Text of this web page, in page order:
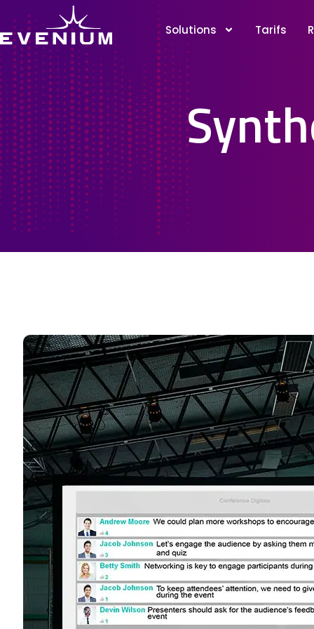
Solutions Tarifs